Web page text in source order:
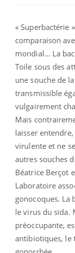
« Superbactérie
comparaison
mondial… La
Toile sous des
une souche de
transmissible
vulgairement
Mais
laisser
virulente et ne
autres souches
Béatrice Berçot
Laboratoire
gonocoques. La
le virus du sida.
préoccupante,
antibiotiques, le